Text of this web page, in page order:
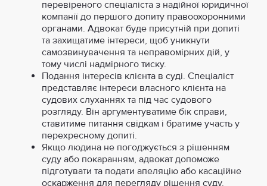
перевіреного спеціаліста з надійної юридичної
компанії до першого допиту правоохоронними
органами. Адвокат буде присутній при допиті
та захищатиме інтереси, щоб уникнути
самозвинувачення та неправомірних дій, у
тому числі надмірного тиску.
Подання інтересів клієнта в суді. Спеціаліст
представляє інтереси власного клієнта на
судових слуханнях та під час судового
розгляду. Він аргументуватиме бік справи,
ставитиме питання свідкам і братиме участь у
перехресному допиті.
Якщо людина не погоджується з рішенням
суду або покаранням, адвокат допоможе
підготувати та подати апеляцію або касаційне
оскарження для перегляду рішення суду.